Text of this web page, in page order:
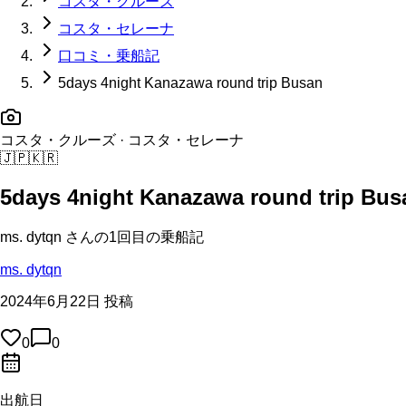
コスタ・セレーナ
口コミ・乗船記
5days 4night Kanazawa round trip Busan
コスタ・クルーズ · コスタ・セレーナ
🇯🇵🇰🇷
5days 4night Kanazawa round trip
ms. dytqn さんの1回目の乗船記
ms. dytqn
2024年6月22日 投稿
0 0
出航日